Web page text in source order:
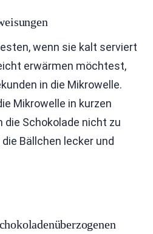
wenn sie kalt serviert
erwärmen möchtest,
in die Mikrowelle.
Mikrowelle in kurzen
die Schokolade nicht zu
Bällchen lecker und